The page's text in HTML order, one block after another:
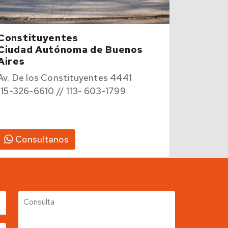
Autónoma de Buenos
De los Constituyentes 4441
326-6610 // 113- 603-1799
Consultanos